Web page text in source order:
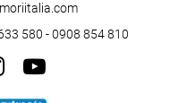
580 - 0908 854 810